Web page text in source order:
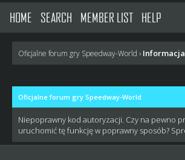
HOME SEARCH MEMBER LIST HELP
Oficjalne forum gry Speedway-World › Informacja
Oficjalne forum gry Speedway-World
Niepoprawny kod autoryzacji. Czy na pewno
uruchomić tę funkcję w poprawny sposób?